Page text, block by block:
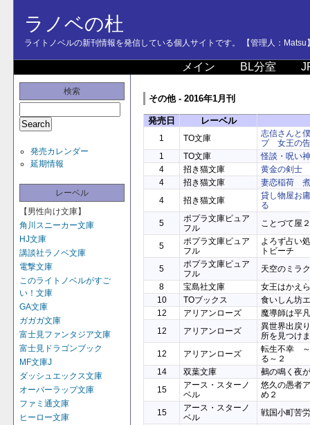
ラノベの杜
ライトノベルの新刊情報を発信している個人サイトです。 【管理人：Matsu
メイン BL分室
検索
発売カレンダー
延期情報
レーベル
【男性向け文庫】
角川スニーカー文庫
HJ文庫
講談社ラノベ文庫
電撃文庫
このライトノベルがすご
い！文庫
GA文庫
ガガガ文庫
富士見ファンタジア文庫
富士見ドラゴンブック
MF文庫J
ダッシュエックス文庫
オーバーラップ文庫
ファミ通文庫
ヒーロー文庫
その他 - 2016年1月刊
発売日 レーベル
1 TO文庫
志信さんと
プ 女王の
1
TO文庫
怪談・呪い神
4
招き猫文庫
黄金の剣士
4
招き猫文庫
妻恋稲荷
4
招き猫文庫
貸し物屋お
る
5
ポプラ文庫ピュア
フル
ことづて屋２
5
ポプラ文庫ピュア
フル
よろず占い
トビーチ
5
ポプラ文庫ピュア
フル
天空のミラ
8
宝島社文庫
女王はかえ
10
TOブックス
食いしん坊
12
アリアンローズ
魔導師は平
12
アリアンローズ
異世界出戻
所を見つけ
12
アリアンローズ
転生不幸 ～
る～２
14
双葉文庫
鵺の鳴く夜
15
アース・スターノ
ベル
悠久の愚者
め２
15
アース・スターノ
ベル
戦国小町苦